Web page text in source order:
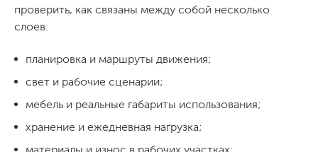
проверить, как связаны между собой несколько
слоев:
планировка и маршруты движения;
свет и рабочие сценарии;
мебель и реальные габариты использования;
хранение и ежедневная нагрузка;